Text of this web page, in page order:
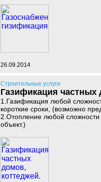
26.09.2014
Строительные услуги
Газификация частных
1.Газификация любой
короткие сроки, (возможно
2.Отопление любой сложности
объект.)